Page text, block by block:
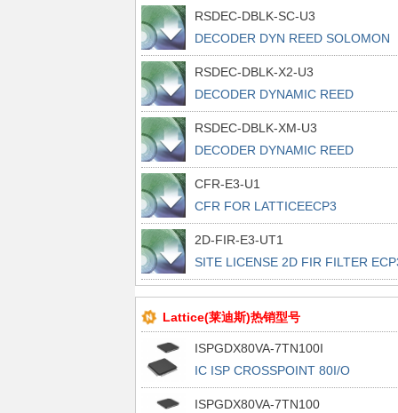
SOLOMON ECP2M
RSDEC-DBLK-SC-U3
DECODER DYN REED SOLOMON
SC/SCM
RSDEC-DBLK-X2-U3
DECODER DYNAMIC REED
SOLOMON XP2
RSDEC-DBLK-XM-U3
DECODER DYNAMIC REED
SOLOMON XP
CFR-E3-U1
CFR FOR LATTICEECP3
2D-FIR-E3-UT1
SITE LICENSE 2D FIR FILTER
Lattice(莱迪斯)热销型号
ISPGDX80VA-7TN100I
IC ISP CROSSPOINT 80I/O
100TQFP
ISPGDX80VA-7TN100